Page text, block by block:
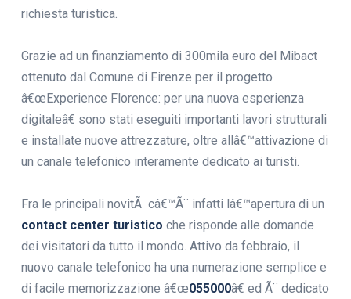
richiesta turistica.
Grazie ad un finanziamento di 300mila euro del Mibact
ottenuto dal Comune di Firenze per il progetto
â€œExperience Florence: per una nuova esperienza
digitaleâ€ sono stati eseguiti importanti lavori strutturali
e installate nuove attrezzature, oltre allâ€™attivazione di
un canale telefonico interamente dedicato ai turisti.
Fra le principali novitÃ câ€™Ã¨ infatti lâ€™apertura di un
contact center turistico che risponde alle domande
dei visitatori da tutto il mondo. Attivo da febbraio, il
nuovo canale telefonico ha una numerazione semplice e
di facile memorizzazione â€œ055000â€ ed Ã¨ dedicato